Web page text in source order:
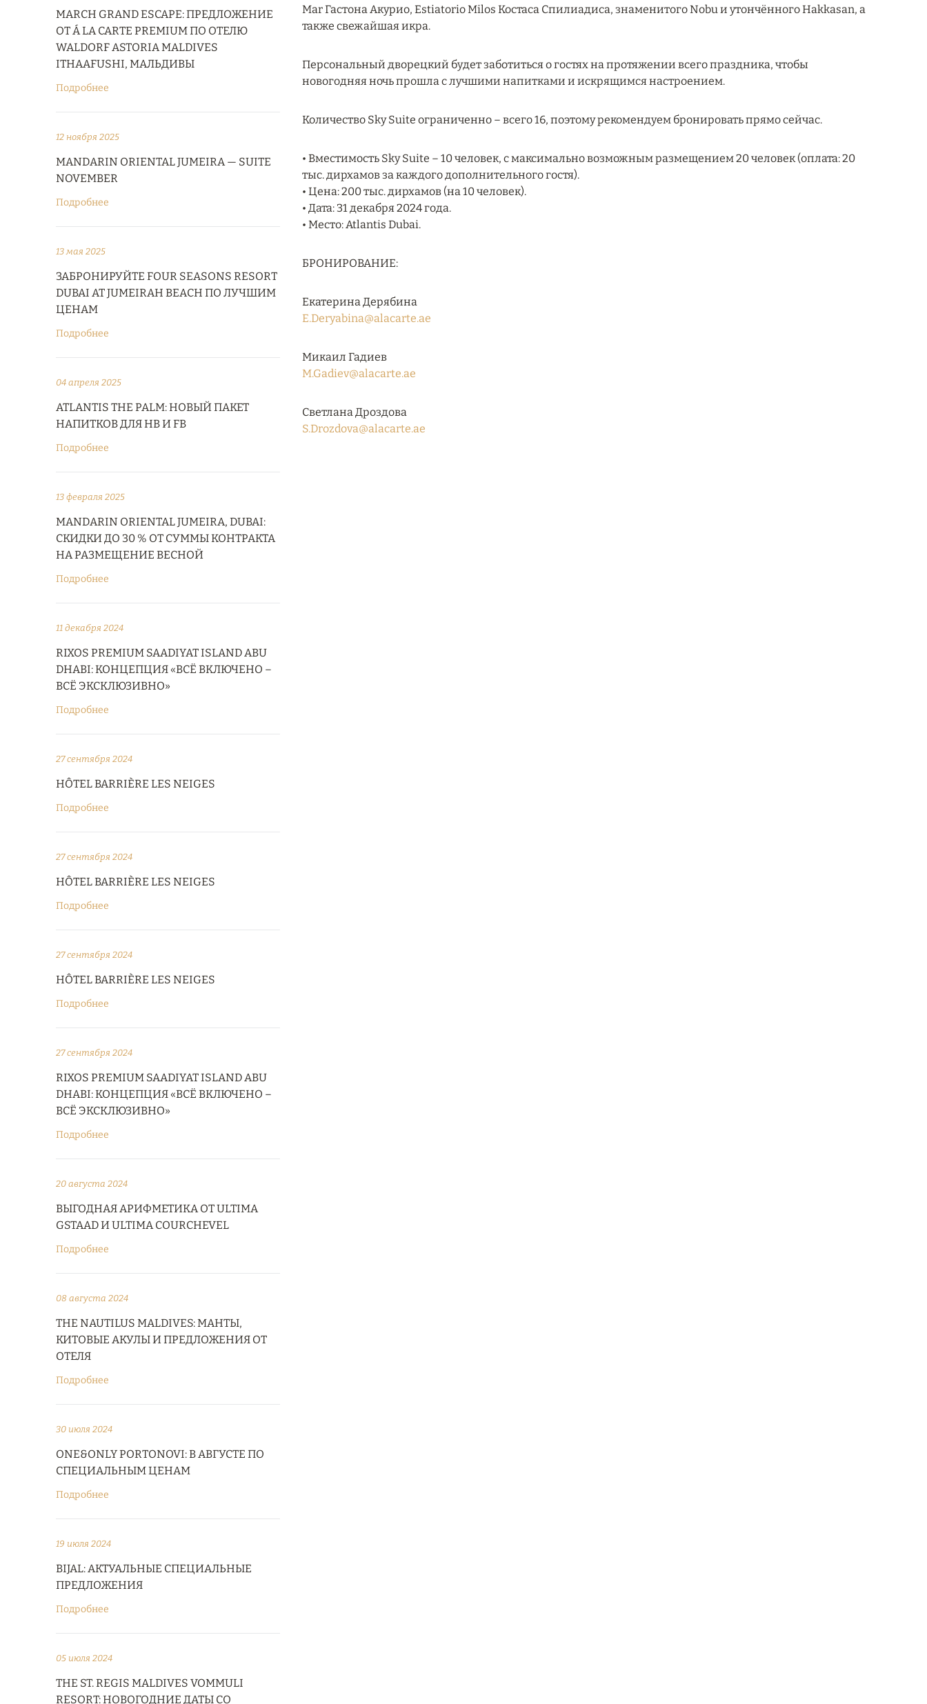
MARCH GRAND ESCAPE: ПРЕДЛОЖЕНИЕ
ОТ Á LA CARTE PREMIUM ПО ОТЕЛЮ
WALDORF ASTORIA MALDIVES
ITHAAFUSHI, МАЛЬДИВЫ
Подробнее
12 ноября 2025
MANDARIN ORIENTAL JUMEIRA — SUITE
NOVEMBER
Подробнее
13 мая 2025
ЗАБРОНИРУЙТЕ FOUR SEASONS RESORT
DUBAI AT JUMEIRAH BEACH ПО ЛУЧШИМ
ЦЕНАМ
Подробнее
04 апреля 2025
ATLANTIS THE PALM: НОВЫЙ ПАКЕТ
НАПИТКОВ ДЛЯ HB И FB
Подробнее
13 февраля 2025
MANDARIN ORIENTAL JUMEIRA, DUBAI:
СКИДКИ ДО 30 % ОТ СУММЫ КОНТРАКТА
НА РАЗМЕЩЕНИЕ ВЕСНОЙ
Подробнее
11 декабря 2024
RIXOS PREMIUM SAADIYAT ISLAND ABU
DHABI: КОНЦЕПЦИЯ «ВСЁ ВКЛЮЧЕНО –
ВСЁ ЭКСКЛЮЗИВНО»
Подробнее
27 сентября 2024
HÔTEL BARRIÈRE LES NEIGES
Подробнее
27 сентября 2024
HÔTEL BARRIÈRE LES NEIGES
Подробнее
27 сентября 2024
HÔTEL BARRIÈRE LES NEIGES
Подробнее
27 сентября 2024
RIXOS PREMIUM SAADIYAT ISLAND ABU
DHABI: КОНЦЕПЦИЯ «ВСЁ ВКЛЮЧЕНО –
ВСЁ ЭКСКЛЮЗИВНО»
Подробнее
20 августа 2024
ВЫГОДНАЯ АРИФМЕТИКА ОТ ULTIMA
GSTAAD И ULTIMA COURCHEVEL
Подробнее
08 августа 2024
THE NAUTILUS MALDIVES: МАНТЫ,
КИТОВЫЕ АКУЛЫ И ПРЕДЛОЖЕНИЯ ОТ
ОТЕЛЯ
Подробнее
30 июля 2024
ONE&ONLY PORTONOVI: В АВГУСТЕ ПО
СПЕЦИАЛЬНЫМ ЦЕНАМ
Подробнее
19 июля 2024
BIJAL: АКТУАЛЬНЫЕ СПЕЦИАЛЬНЫЕ
ПРЕДЛОЖЕНИЯ
Подробнее
05 июля 2024
THE ST. REGIS MALDIVES VOMMULI
RESORT: НОВОГОДНИЕ ДАТЫ СО
Mar Гастона Акурио, Estiatorio Milos Костаса Спилиадиса, знаменитого Nobu и утончённого Hakkasan, а
также свежайшая икра.
Персональный дворецкий будет заботиться о гостях на протяжении всего праздника, чтобы
новогодняя ночь прошла с лучшими напитками и искрящимся настроением.
Количество Sky Suite ограниченно – всего 16, поэтому рекомендуем бронировать прямо сейчас.
• Вместимость Sky Suite – 10 человек, с максимально возможным размещением 20 человек (оплата: 20
тыс. дирхамов за каждого дополнительного гостя).
• Цена: 200 тыс. дирхамов (на 10 человек).
• Дата: 31 декабря 2024 года.
• Место: Atlantis Dubai.
БРОНИРОВАНИЕ:
Екатерина Дерябина
E.Deryabina@alacarte.ae
Микаил Гадиев
M.Gadiev@alacarte.ae
Светлана Дроздова
S.Drozdova@alacarte.ae